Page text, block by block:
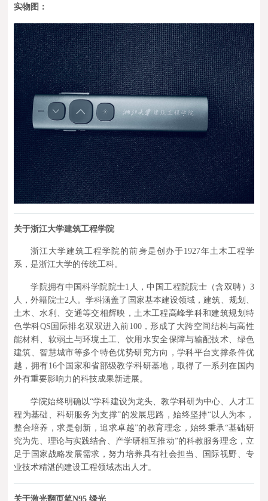
实物图：
关于浙江大学建筑工程学院
浙江大学建筑工程学院的前身是创办于1927年土木工程学
系，是浙江大学的传统工科。
学院拥有中国科学院院士1人，中国工程院院士（含双聘）3
人，外籍院士2人。学科涵盖了国家基本建设领域，建筑、规划、
土木、水利、交通等交相辉映，土木工程高峰学科和建筑规划特
色学科QS国际排名双双进入前100，形成了大跨空间结构与高性
能材料、软弱土与环境土工、饮用水安全保障与输配技术、绿色
建筑、智慧城市等多个特色优势研究方向，学科平台支撑条件优
越，拥有16个国家和省部级教学科研基地，取得了一系列在国内
外有重要影响力的科技成果新进展。
学院始终明确以“学科建设为龙头、教学科研为中心、人才工
程为基础、科研服务为支撑”的发展思路，始终坚持“以人为本，
整合培养，求是创新，追求卓越”的教育理念，始终秉承“基础研
究为先、理论与实践结合、产学研相互推动”的科教服务理念，立
足于国家战略发展需求，努力培养具有社会担当、国际视野、专
业技术精湛的建设工程领域杰出人才。
关于激光翻页笔N95 绿光